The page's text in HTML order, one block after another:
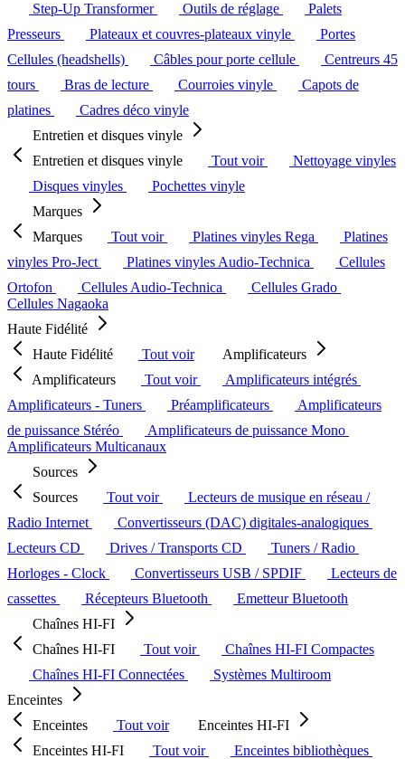
Step-Up Transformer
Outils de réglage
Palets
Presseurs
Plateaux et couvres-plateaux vinyle
Portes
Cellules (headshells)
Câbles pour porte cellule
Centreurs 45
tours
Bras de lecture Courroies vinyle
Capots de
platines
Cadres déco vinyle
Entretien et disques vinyle
Entretien et disques vinyle
Tout voir
Nettoyage vinyles
Disques vinyles
Pochettes vinyle
Marques
Marques
Tout voir Platines vinyles Rega
Platines
vinyles Pro-Ject
Platines vinyles Audio-Technica
Cellules
Ortofon
Cellules Audio-Technica
Cellules Grado
Cellules Nagaoka
Haute Fidélité
Haute Fidélité
Tout voir
Amplificateurs
Amplificateurs
Tout voir
Amplificateurs intégrés
Amplificateurs - Tuners
Préamplificateurs
Amplificateurs
de puissance Stéréo
Amplificateurs de puissance Mono
Amplificateurs Multicanaux
Sources
Sources
Tout voir
Lecteurs de musique en réseau /
Radio Internet
Convertisseurs (DAC) digitales-analogiques
Lecteurs CD
Drives / Transports CD
Tuners / Radio
Horloges - Clock
Convertisseurs USB / SPDIF
Lecteurs de
cassettes
Récepteurs Bluetooth
Emetteur Bluetooth
Chaînes HI-FI
Chaînes HI-FI
Tout voir
Chaînes HI-FI Compactes
Chaînes HI-FI Connectées
Systèmes Multiroom
Enceintes
Enceintes
Tout voir
Enceintes HI-FI
Enceintes HI-FI
Tout voir
Enceintes bibliothèques